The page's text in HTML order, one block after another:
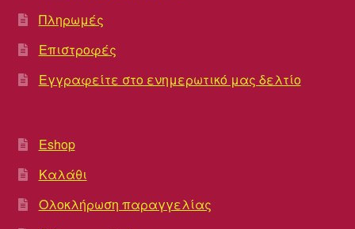
Πληρωμές
Επιστροφές
Εγγραφείτε στο ενημερωτικό μας δελτίο
Eshop
Καλάθι
Ολοκλήρωση παραγγελίας